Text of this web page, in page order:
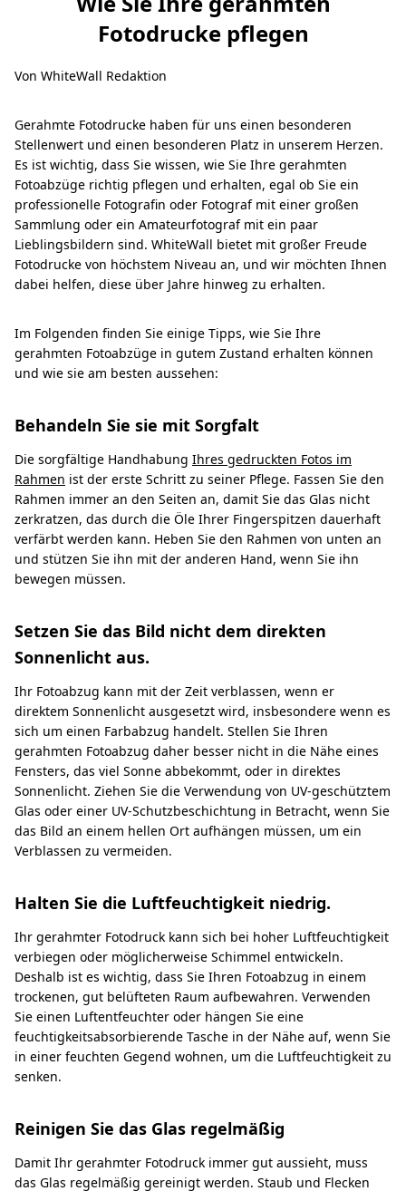
Fotodrucke pflegen
Von WhiteWall Redaktion
Gerahmte Fotodrucke haben für uns einen besonderen
Stellenwert und einen besonderen Platz in unserem Herzen.
Es ist wichtig, dass Sie wissen, wie Sie Ihre gerahmten
Fotoabzüge richtig pflegen und erhalten, egal ob Sie ein
professionelle Fotografin oder Fotograf mit einer großen
Sammlung oder ein Amateurfotograf mit ein paar
Lieblingsbildern sind. WhiteWall bietet mit großer Freude
Fotodrucke von höchstem Niveau an, und wir möchten Ihnen
dabei helfen, diese über Jahre hinweg zu erhalten.
Im Folgenden finden Sie einige Tipps, wie Sie Ihre
gerahmten Fotoabzüge in gutem Zustand erhalten können
und wie sie am besten aussehen:
Behandeln Sie sie mit Sorgfalt
Die sorgfältige Handhabung Ihres gedruckten Fotos im
Rahmen ist der erste Schritt zu seiner Pflege. Fassen Sie den
Rahmen immer an den Seiten an, damit Sie das Glas nicht
zerkratzen, das durch die Öle Ihrer Fingerspitzen dauerhaft
verfärbt werden kann. Heben Sie den Rahmen von unten an
und stützen Sie ihn mit der anderen Hand, wenn Sie ihn
bewegen müssen.
Setzen Sie das Bild nicht dem direkten
Sonnenlicht aus.
Ihr Fotoabzug kann mit der Zeit verblassen, wenn er
direktem Sonnenlicht ausgesetzt wird, insbesondere wenn es
sich um einen Farbabzug handelt. Stellen Sie Ihren
gerahmten Fotoabzug daher besser nicht in die Nähe eines
Fensters, das viel Sonne abbekommt, oder in direktes
Sonnenlicht. Ziehen Sie die Verwendung von UV-geschütztem
Glas oder einer UV-Schutzbeschichtung in Betracht, wenn Sie
das Bild an einem hellen Ort aufhängen müssen, um ein
Verblassen zu vermeiden.
Halten Sie die Luftfeuchtigkeit niedrig.
Ihr gerahmter Fotodruck kann sich bei hoher Luftfeuchtigkeit
verbiegen oder möglicherweise Schimmel entwickeln.
Deshalb ist es wichtig, dass Sie Ihren Fotoabzug in einem
trockenen, gut belüfteten Raum aufbewahren. Verwenden
Sie einen Luftentfeuchter oder hängen Sie eine
feuchtigkeitsabsorbierende Tasche in der Nähe auf, wenn Sie
in einer feuchten Gegend wohnen, um die Luftfeuchtigkeit zu
senken.
Reinigen Sie das Glas regelmäßig
Damit Ihr gerahmter Fotodruck immer gut aussieht, muss
das Glas regelmäßig gereinigt werden. Staub und Flecken